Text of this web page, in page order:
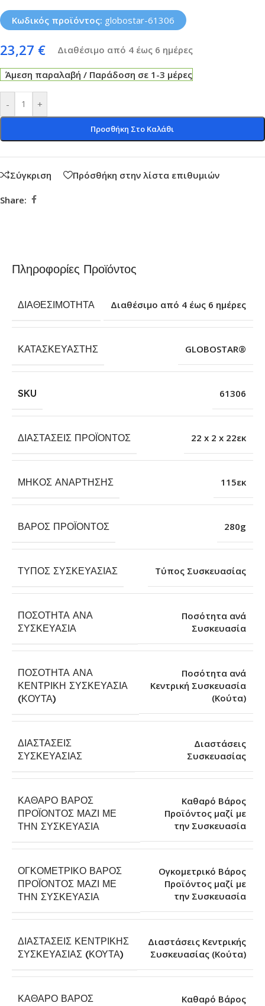
Κωδικός προϊόντος: globostar-61306
23,27 € Διαθέσιμο από 4 έως 6 ημέρες
Άμεση παραλαβή / Παράδοση σε 1-3 μέρες
- +
Προσθήκη Στο Καλάθι
Σύγκριση Πρόσθήκη στην λίστα επιθυμιών
Share:
Πληροφορίες Προϊόντος
ΔΙΑΘΕΣΙΜΌΤΗΤΑ Διαθέσιμο από 4 έως 6 ημέρες
ΚΑΤΑΣΚΕΥΑΣΤΉΣ GLOBOSTAR®
SKU 61306
ΔΙΑΣΤΆΣΕΙΣ ΠΡΟΪΌΝΤΟΣ 22 x 2 x 22εκ
ΜΉΚΟΣ ΑΝΆΡΤΗΣΗΣ 115εκ
ΒΆΡΟΣ ΠΡΟΪΌΝΤΟΣ 280g
ΤΎΠΟΣ ΣΥΣΚΕΥΑΣΊΑΣ Τύπος Συσκευασίας
ΠΟΣΌΤΗΤΑ ΑΝΆ
ΣΥΣΚΕΥΑΣΊΑ
Ποσότητα ανά
Συσκευασία
ΠΟΣΌΤΗΤΑ ΑΝΆ
ΚΕΝΤΡΙΚΉ ΣΥΣΚΕΥΑΣΊΑ
(ΚΟΎΤΑ)
Ποσότητα ανά
Κεντρική Συσκευασία
(Κούτα)
ΔΙΑΣΤΆΣΕΙΣ
ΣΥΣΚΕΥΑΣΊΑΣ
Διαστάσεις
Συσκευασίας
ΚΑΘΑΡΌ ΒΆΡΟΣ
ΠΡΟΪΌΝΤΟΣ ΜΑΖΊ ΜΕ
ΤΗΝ ΣΥΣΚΕΥΑΣΊΑ
Καθαρό Βάρος
Προϊόντος μαζί με
την Συσκευασία
ΟΓΚΟΜΕΤΡΙΚΌ ΒΆΡΟΣ
ΠΡΟΪΌΝΤΟΣ ΜΑΖΊ ΜΕ
ΤΗΝ ΣΥΣΚΕΥΑΣΊΑ
Ογκομετρικό Βάρος
Προϊόντος μαζί με
την Συσκευασία
ΔΙΑΣΤΆΣΕΙΣ ΚΕΝΤΡΙΚΉΣ
ΣΥΣΚΕΥΑΣΊΑΣ (ΚΟΎΤΑ)
Διαστάσεις Κεντρικής
Συσκευασίας (Κούτα)
ΚΑΘΑΡΌ ΒΆΡΟΣ
Καθαρό Βάρος